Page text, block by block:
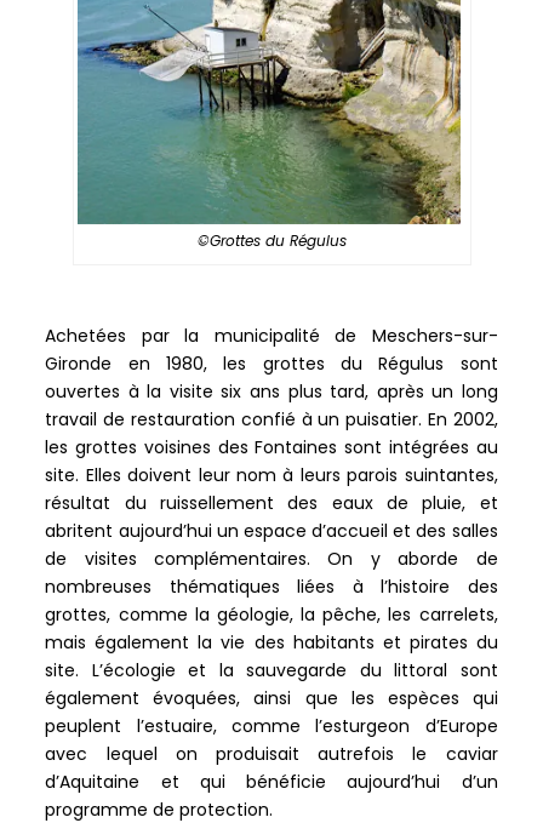
©Grottes du Régulus
Achetées par la municipalité de Meschers-sur-
Gironde en 1980, les grottes du Régulus sont
ouvertes à la visite six ans plus tard, après un long
travail de restauration confié à un puisatier. En 2002,
les grottes voisines des Fontaines sont intégrées au
site. Elles doivent leur nom à leurs parois suintantes,
résultat du ruissellement des eaux de pluie, et
abritent aujourd’hui un espace d’accueil et des salles
de visites complémentaires. On y aborde de
nombreuses thématiques liées à l’histoire des
grottes, comme la géologie, la pêche, les carrelets,
mais également la vie des habitants et pirates du
site. L’écologie et la sauvegarde du littoral sont
également évoquées, ainsi que les espèces qui
peuplent l’estuaire, comme l’esturgeon d’Europe
avec lequel on produisait autrefois le caviar
d’Aquitaine et qui bénéficie aujourd’hui d’un
programme de protection.